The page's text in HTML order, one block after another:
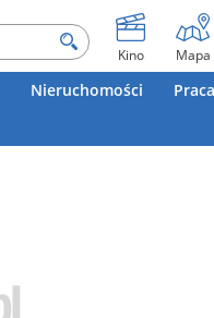
Kino Mapa
Nieruchomości Praca